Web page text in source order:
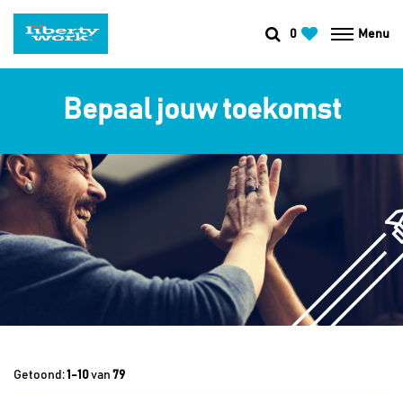
0 Menu
Bepaal jouw toekomst
Getoond:1-10van 79